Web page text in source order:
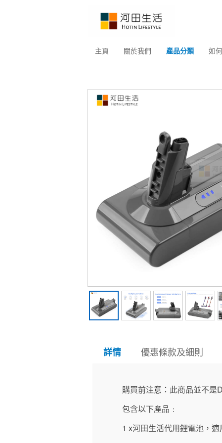
主頁 關於我們 產品分類 如
詳情 優惠條款及細則
購買前注意：此商品並不
包含以下產品﹕
1 x河田生活代用鋰電池，